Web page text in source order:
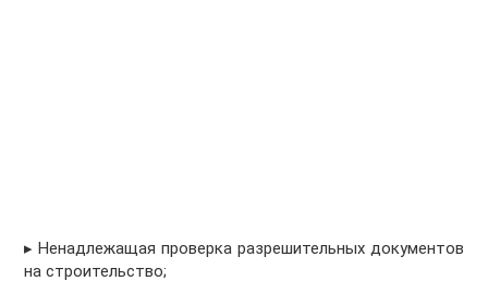
▸ Ненадлежащая проверка разрешительных документов
на строительство;